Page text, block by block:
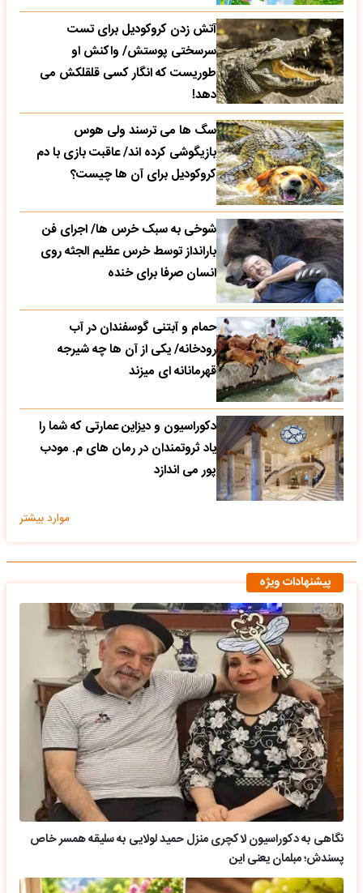
آتش زدن کروکودیل برای تست
سرسختی پوستش/ واکنش او
طوریست که انگار کسی قلقلکش می
دهد!
سگ ها می ترسند ولی هوس
بازیگوشی کرده اند/ عاقبت بازی با دم
کروکودیل برای آن ها چیست؟
شوخی به سبک خرس ها/ اجرای فن
بارانداز توسط خرس عظیم الجثه روی
انسان صرفا برای خنده
حمام و آبتنی گوسفندان در آب
رودخانه/ یکی از آن ها چه شیرجه
قهرمانانه ای میزند
دکوراسیون و دیزاین عمارتی که شما را
یاد ثروتمندان در رمان های م. مودب
پور می اندازد
موارد بیشتر
پیشنهادات ویژه
نگاهی به دکوراسیون لاکچری منزل حمید لولایی به سلیقه همسر خاص
پسندش؛ مبلمان یعنی این